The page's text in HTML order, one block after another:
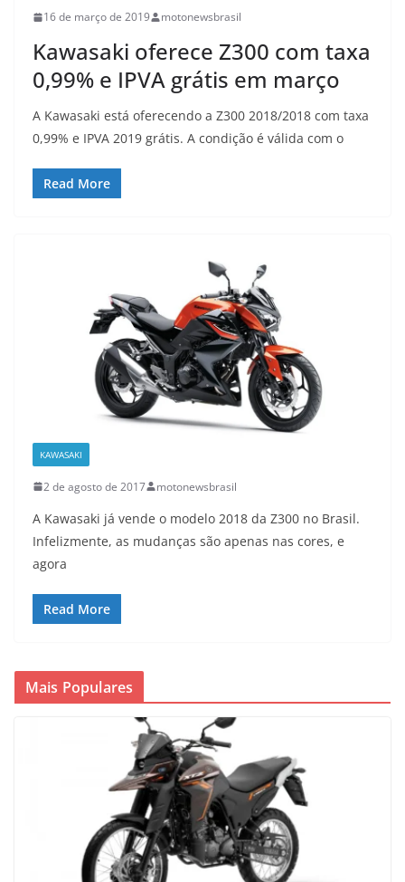
16 de março de 2019 motonewsbrasil
Kawasaki oferece Z300 com taxa
0,99% e IPVA grátis em março
A Kawasaki está oferecendo a Z300 2018/2018 com taxa
0,99% e IPVA 2019 grátis. A condição é válida com o
Read More
KAWASAKI
2 de agosto de 2017 motonewsbrasil
A Kawasaki já vende o modelo 2018 da Z300 no Brasil.
Infelizmente, as mudanças são apenas nas cores, e
agora
Read More
Mais Populares